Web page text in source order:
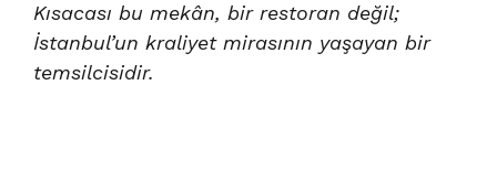
Kısacası bu mekân, bir restoran değil;
İstanbul’un kraliyet mirasının yaşayan bir
temsilcisidir.